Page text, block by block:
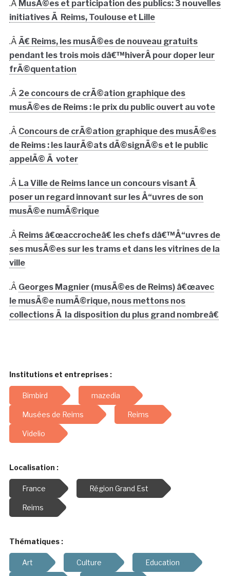
.Â MusÃ©es et participation des publics: 3 nouvelles
initiatives Ã Reims, Toulouse et Lille
.Â Ã€ Reims, les musÃ©es de nouveau gratuits
pendant les trois mois dâ€™hiverÂ pour doper leur
frÃ©quentation
.Â 2e concours de crÃ©ation graphique des
musÃ©es de Reims : le prix du public ouvert au vote
.Â Concours de crÃ©ation graphique des musÃ©es
de Reims : les laurÃ©ats dÃ©signÃ©s et le public
appelÃ© Ã voter
.Â La Ville de Reims lance un concours visant Ã
poser un regard innovant sur les Å“uvres de son
musÃ©e numÃ©rique
.Â Reims â€œaccrocheâ€ les chefs dâ€™Å“uvres de
ses musÃ©es sur les trams et dans les vitrines de la
ville
.Â Georges Magnier (musÃ©es de Reims) â€œavec
le musÃ©e numÃ©rique, nous mettons nos
collections Ã la disposition du plus grand nombreâ€
Institutions et entreprises :
Bimbird mazedia
Musées de Reims Reims
Videlio
Localisation :
France Région Grand Est
Reims
Thématiques :
Art Culture Education